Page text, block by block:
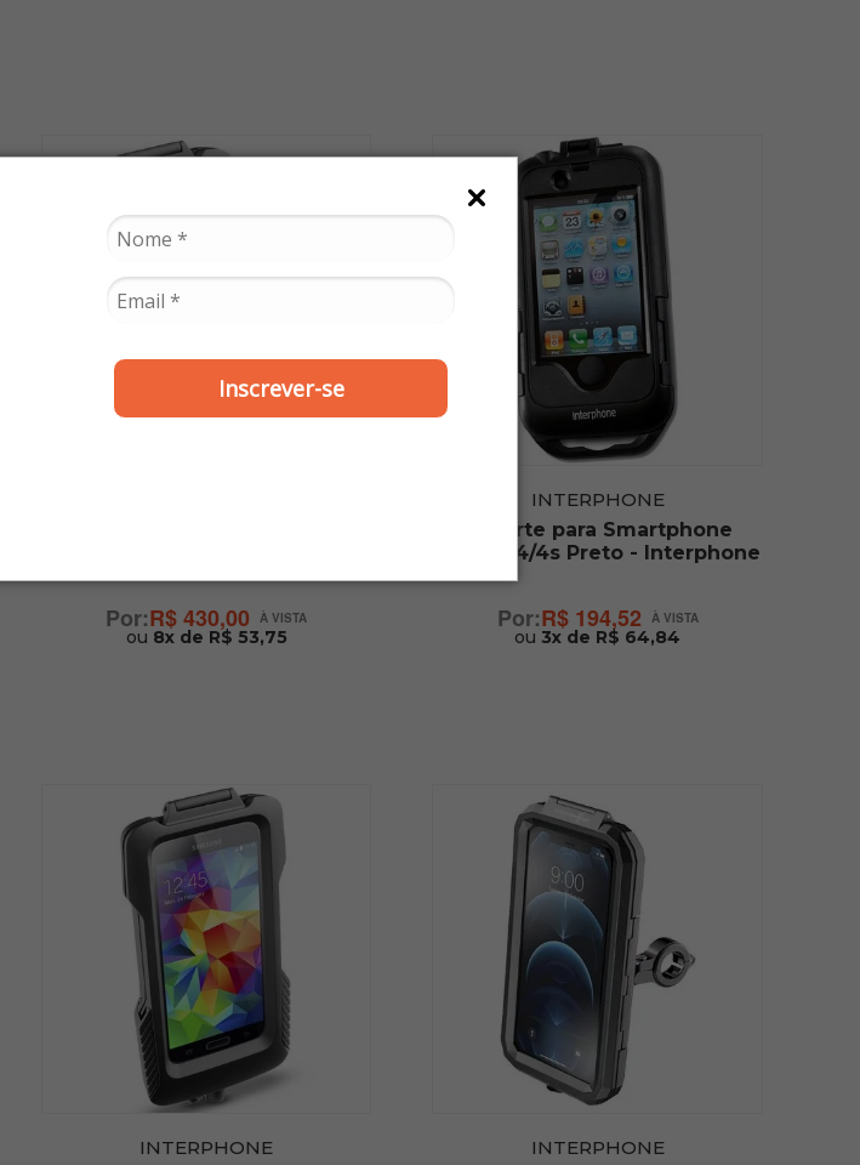
Inscrever-se
R$ 430,00
ou 8x de R$ 53,75
INTERPHONE
Suporte para Smartphone
Iphone 4/4s Preto - Interphone
R$ 194,52
ou 3x de R$ 64,84
INTERPHONE
INTERPHONE